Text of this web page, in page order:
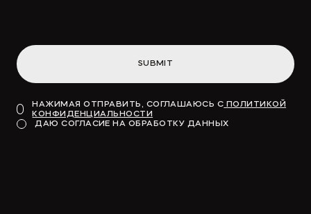
SUBMIT
НАЖИМАЯ ОТПРАВИТЬ, СОГЛАШАЮСЬ С ПОЛИТИКОЙ
КОНФИДЕНЦИАЛЬНОСТИ
ДАЮ СОГЛАСИЕ НА ОБРАБОТКУ ДАННЫХ